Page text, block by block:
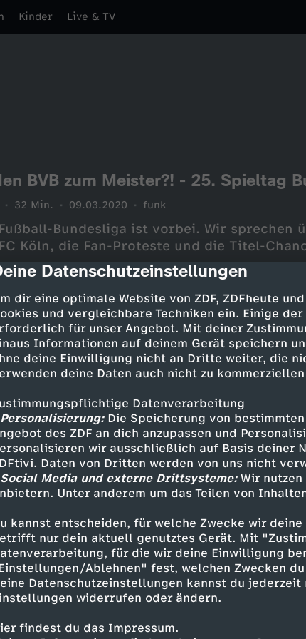
dialog-description
Datenschutzeinstellungen
dir eine optimale Website von ZDF, ZDFheute
und vergleichbare Techniken ein. Einige
für unser Angebot. Mit deiner
Informationen auf deinem Gerät speichern
deine Einwilligung nicht an Dritte weiter, die
deine Daten auch nicht zu
Datenverarbeitung
Personalisierung:Die Speicherung von
des ZDF an dich anzupassen und
wir ausschließlich auf Basis deiner
Daten von Dritten werden von uns nicht
Social Media und externe Drittsysteme:Wir nutzen
Unter anderem um das Teilen von
kannst entscheiden, für welche Zwecke wir
nur dein aktuell genutztes Gerät. Mit
für die wir deine Einwilligung
Ablehnen" fest, welchen Zwecken
Datenschutzeinstellungen kannst du
widerrufen oder ändern.
findest du das Impressum.
Kinder Live & TV
BVB zum Meister?! - 25. Spieltag
32 Min. 09.03.2020 funk
Bundesliga ist vorbei. Wir sprechen
Köln, die Fan-Proteste und die Titel-
Ähnliche Inhalte entdecken
Sport Magazin informativ Manu